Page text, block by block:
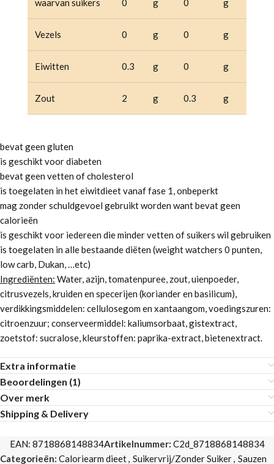
Vezels 0 g 0 g
Eiwitten 0.3 g 0 g
Zout 2 g 0.3 g
bevat geen gluten
is geschikt voor diabeten
bevat geen vetten of cholesterol
is toegelaten in het eiwitdieet vanaf fase 1, onbeperkt
mag zonder schuldgevoel gebruikt worden want bevat geen
calorieën
is geschikt voor iedereen die minder vetten of suikers wil gebruiken
is toegelaten in alle bestaande diëten (weight watchers 0 punten,
low carb, Dukan, …etc)
Ingrediënten: Water, azijn, tomatenpuree, zout, uienpoeder,
citrusvezels, kruiden en specerijen (koriander en basilicum),
verdikkingsmiddelen: cellulosegom en xantaangom, voedingszuren:
citroenzuur; conserveermiddel: kaliumsorbaat, gistextract,
zoetstof: sucralose, kleurstoffen: paprika-extract, bietenextract.
Extra informatie
Beoordelingen (1)
Over merk
Shipping & Delivery
EAN: 8718868148834Artikelnummer: C2d_8718868148834
Categorieën: Caloriearm dieet Suikervrij/Zonder Suiker Sauzen